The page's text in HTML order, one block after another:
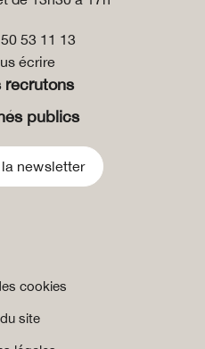
53 11 13
écrire
recrutons
publics
newsletter
cookies
site